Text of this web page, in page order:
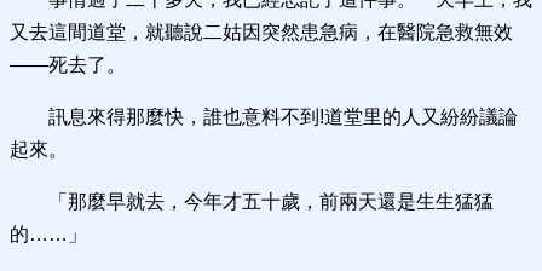
又去這間道堂，就聽說二姑因突然患急病，在醫院急救無效
――死去了。
訊息來得那麼快，誰也意料不到!道堂里的人又紛紛議論
起來。
「那麼早就去，今年才五十歲，前兩天還是生生猛猛
的……」